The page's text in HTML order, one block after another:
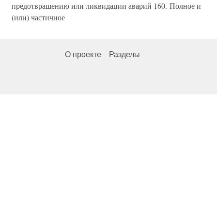
предотвращению или ликвидации аварий 160. Полное и
(или) частичное
О проекте Разделы